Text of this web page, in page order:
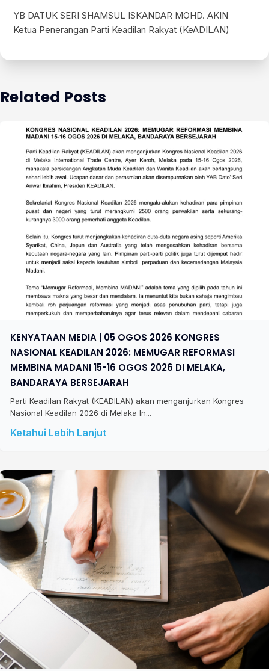
YB DATUK SERI SHAMSUL ISKANDAR MOHD. AKIN
Ketua Penerangan Parti Keadilan Rakyat (KeADILAN)
Related Posts
KENYATAAN MEDIA | 05 OGOS 2026 KONGRES
NASIONAL KEADILAN 2026: MEMUGAR REFORMASI
MEMBINA MADANI 15-16 OGOS 2026 DI MELAKA,
BANDARAYA BERSEJARAH
Parti Keadilan Rakyat (KEADILAN) akan menganjurkan Kongres
Nasional Keadilan 2026 di Melaka In...
Ketahui Lebih Lanjut